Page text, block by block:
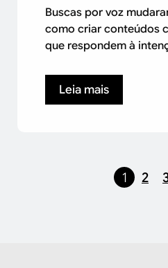
Buscas por voz
como criar conteúdos
que respondem à
Leia mais
1 2